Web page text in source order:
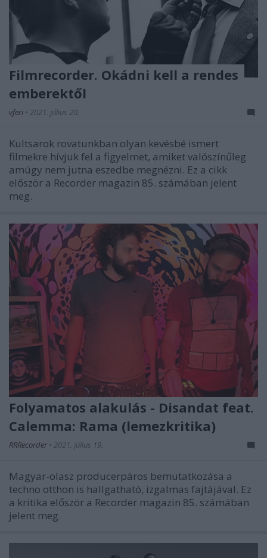
Filmrecorder. Okádni kell a rendes
emberektől
vferi • 2021. július 20.
Kultsarok rovatunkban olyan kevésbé ismert
filmekre hívjuk fel a figyelmet, amiket valószínűleg
amúgy nem jutna eszedbe megnézni. Ez a cikk
először a Recorder magazin 85. számában jelent
meg.
Folyamatos alakulás - Disandat feat.
Calemma: Rama (lemezkritika)
RRRecorder • 2021. július 19.
Magyar-olasz producerpáros bemutatkozása a
techno otthon is hallgatható, izgalmas fajtájával. Ez
a kritika először a Recorder magazin 85. számában
jelent meg.